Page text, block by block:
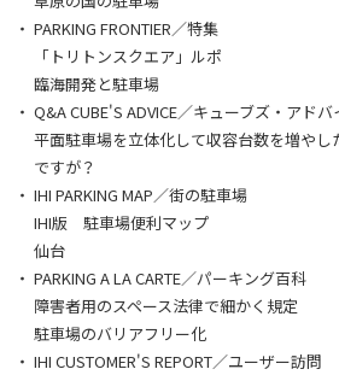
PARKING FRONTIER／特集
「トリトンスクエア」ルポ
臨海開発と駐車場
Q&A CUBE'S ADVICE／キューブズ・アドバ
平面駐車場を立体化して収容台数を増やし
ですが？
IHI PARKING MAP／街の駐車場
IHI版 駐車場便利マップ
仙台
PARKING A LA CARTE／パーキング百科
障害者用のスペース法律で細かく規定
駐車場のバリアフリー化
IHI CUSTOMER'S REPORT／ユーザー訪問